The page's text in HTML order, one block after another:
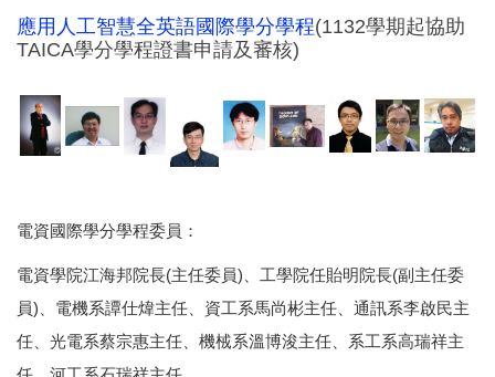
應用人工智慧全英語國際學分學程(1132學期起協助
TAICA學分學程證書申請及審核)
電資國際學分學程委員：
電資學院江海邦院長(主任委員)、工學院任貽明院長(副主任委
員)、電機系譚仕煒主任、資工系馬尚彬主任、通訊系李啟民主
任、光電系蔡宗惠主任、機㭜系溫博浚主任、系工系高瑞祥主